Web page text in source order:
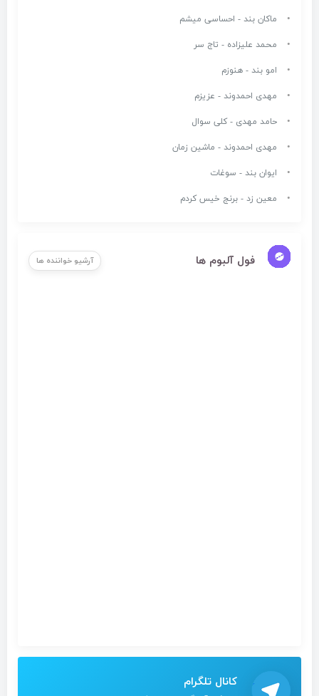
ماکان بند - احساسی میشم
محمد علیزاده - تاج سر
امو بند - هنوزم
مهدی احمدوند - عزیزم
حامد مهدی - کلی سوال
مهدی احمدوند - ماشین زمان
ایوان بند - سوغات
معین زد - برنج خیس کردم
فول آلبوم ها آرشیو خواننده ها
کانال تلگرام